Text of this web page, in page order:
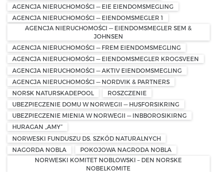
AGENCJA NIERUCHOMOŚCI — EIE EIENDOMSMEGLING
AGENCJA NIERUCHOMOŚCI — EIENDOMSMEGLER 1
AGENCJA NIERUCHOMOŚCI — EIENDOMSMEGLER SEM &
JOHNSEN
AGENCJA NIERUCHOMOŚCI — FREM EIENDOMSMEGLING
AGENCJA NIERUCHOMOŚCI — EIENDOMSMEGLER KROGSVEEN
AGENCJA NIERUCHOMOŚCI — AKTIV EIENDOMSMEGLING
AGENCJA NIERUCHOMOŚCI — NORDVIK & PARTNERS
NORSK NATURSKADEPOOL
ROSZCZENIE
UBEZPIECZENIE DOMU W NORWEGII — HUSFORSIKRING
UBEZPIECZENIE MIENIA W NORWEGII — INBBOROSIKIRNG
HURAGAN „AMY”
NORWESKI FUNDUSZU DS. SZKÓD NATURALNYCH
NAGORDA NOBLA
POKOJOWA NAGRODA NOBLA
NORWESKI KOMITET NOBLOWSKI – DEN NORSKE
NOBELKOMITE